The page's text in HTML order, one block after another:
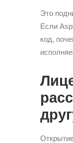
Это
Если
код,